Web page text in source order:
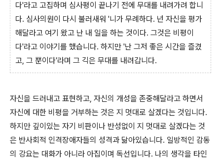
다'라고 고집하며 심사평이 끝나기 전에 무대를 내려가려 합니
다. 심사의원이 다시 불러새워 '니가 무례하다. 넌 자신을 평가
해달라고 여기 왔고 난 내 일을 하는 것이다. 그것은 비평이
다'라고 이야기를 했습니다. 하지만 '난 그저 좋은 시간을 즐겼
고, 그 뿐이다'라며 그 긱은 무대를 내려갑니다.
자신을 드러내고 표현하고, 자신의 개성을 존중해달라고 하면서
자신에 대한 비평을 거부하는 것은 지 멋대로 살겠다는 것입니다.
하지만 깊이있는 자기 비판이나 반성없이 지 멋대로 살겠다는 것
은 반사회적 인격장애자들의 성격과 닮아있습니다. 일방적인 감동
의 강요는 대화가 아니라 아집이며 독선입니다. 나의 생각을 타인